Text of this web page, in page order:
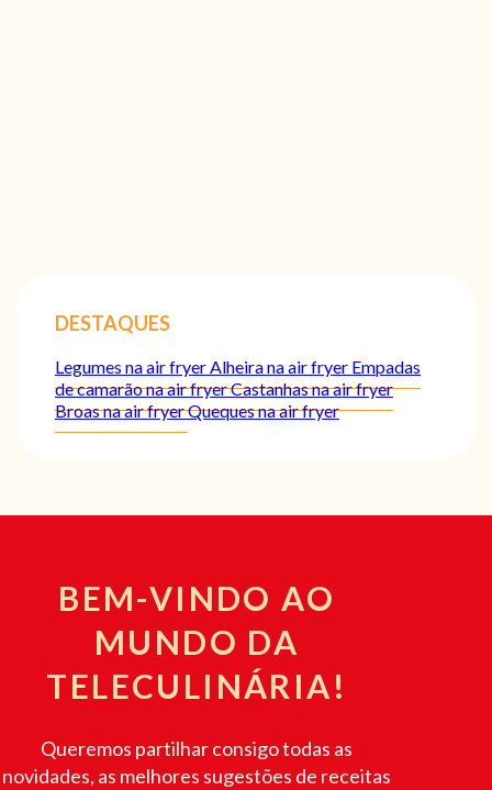
DESTAQUES
Legumes na air fryerAlheira na air fryer Empadas
de camarão na air fryerCastanhas na air fryer
Broas na air fryerQueques na air fryer
BEM-VINDO AO
MUNDO DA
TELECULINÁRIA!
Queremos partilhar consigo todas as
novidades, as melhores sugestões de receitas